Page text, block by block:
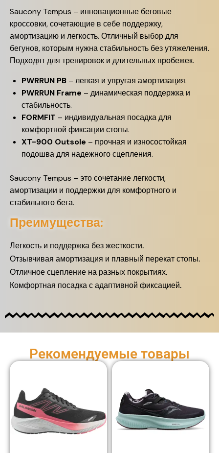
Saucony Tempus – инновационные беговые
кроссовки, сочетающие в себе поддержку,
амортизацию и легкость. Отличный выбор для
бегунов, которым нужна стабильность без утяжеления.
Подходят для тренировок и длительных пробежек.
PWRRUN PB – легкая и упругая амортизация.
PWRRUN Frame – динамическая поддержка и
стабильность.
FORMFIT – индивидуальная посадка для
комфортной фиксации стопы.
XT-900 Outsole – прочная и износостойкая
подошва для надежного сцепления.
Saucony Tempus – это сочетание легкости,
амортизации и поддержки для комфортного и
стабильного бега.
Преимущества:
Легкость и поддержка без жесткости.
Отзывчивая амортизация и плавный перекат стопы.
Отличное сцепление на разных покрытиях.
Комфортная посадка с адаптивной фиксацией.
Рекомендуемые товары